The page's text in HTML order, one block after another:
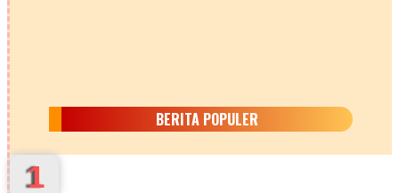
BERITA POPULER
1